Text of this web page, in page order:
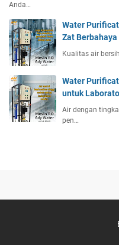
Anda…
Water
Zat
Kualitas air
Water
untuk
Air dengan
pen…